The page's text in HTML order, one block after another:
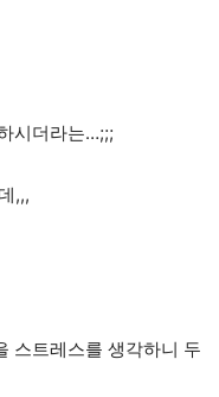
시더라는…;;;
,,,
스트레스를 생각하니 두